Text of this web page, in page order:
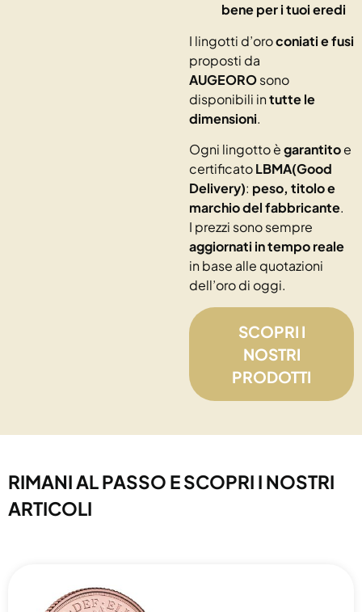
bene per i tuoi eredi
I lingotti d’oroconiati e fusi
proposti da
AUGEOROsono
disponibili intutte le
dimensioni.
Ogni lingotto ègarantitoe
certificatoLBMA(Good
Delivery): peso, titolo e
marchio del fabbricante.
I prezzi sono sempre
aggiornati in tempo reale
in base alle quotazioni
dell’oro di oggi.
SCOPRI I
NOSTRI
PRODOTTI
RIMANI AL PASSO E SCOPRI I NOSTRI
ARTICOLI